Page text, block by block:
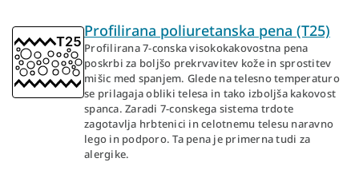
Profilirana poliuretanska pena (T25)
Profilirana 7-conska visokokakovostna pena
poskrbi za boljšo prekrvavitev kože in sprostitev
mišic med spanjem. Glede na telesno temperaturo
se prilagaja obliki telesa in tako izboljša kakovost
spanca. Zaradi 7-conskega sistema trdote
zagotavlja hrbtenici in celotnemu telesu naravno
lego in podporo. Ta pena je primerna tudi za
alergike.